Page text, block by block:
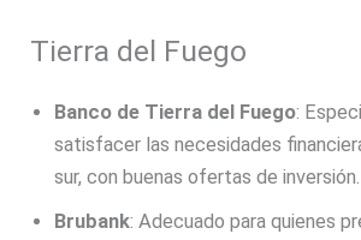
Tierra del Fuego
Banco de Tierra del Fuego:
satisfacer las necesidades
sur, con buenas ofertas de inversión.
Brubank: Adecuado para quienes